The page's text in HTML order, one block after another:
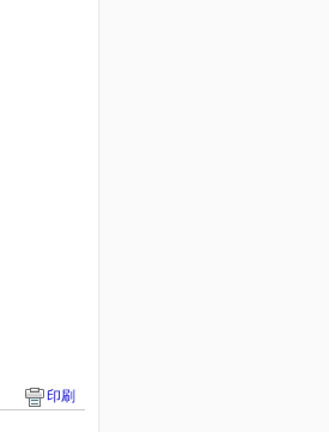
印刷